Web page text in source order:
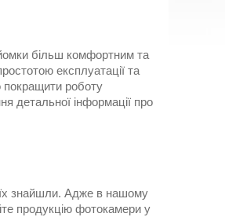
більш комфортним та
експлуатації та
покращити роботу
детальної інформації про
знайшли. Адже в нашому
продукцію фотокамери у